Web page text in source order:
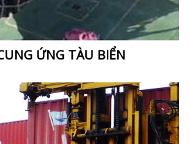
ỨNG TÀU BIỂN